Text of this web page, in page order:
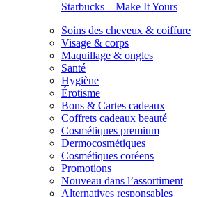
Starbucks – Make It Yours
Soins des cheveux & coiffure
Visage & corps
Maquillage & ongles
Santé
Hygiène
Érotisme
Bons & Cartes cadeaux
Coffrets cadeaux beauté
Cosmétiques premium
Dermocosmétiques
Cosmétiques coréens
Promotions
Nouveau dans l’assortiment
Alternatives responsables